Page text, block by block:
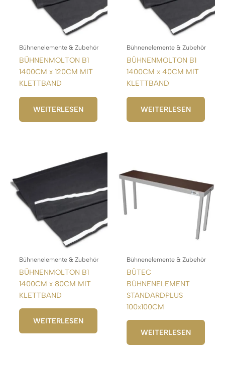
Bühnenelemente & Zubehör
BÜHNENMOLTON B1
1400CM x 120CM MIT
KLETTBAND
WEITERLESEN
Bühnenelemente & Zubehör
BÜHNENMOLTON B1
1400CM x 40CM MIT
KLETTBAND
WEITERLESEN
Bühnenelemente & Zubehör
BÜHNENMOLTON B1
1400CM x 80CM MIT
KLETTBAND
WEITERLESEN
Bühnenelemente & Zubehör
BÜTEC
BÜHNENELEMENT
STANDARDPLUS
100x100CM
WEITERLESEN